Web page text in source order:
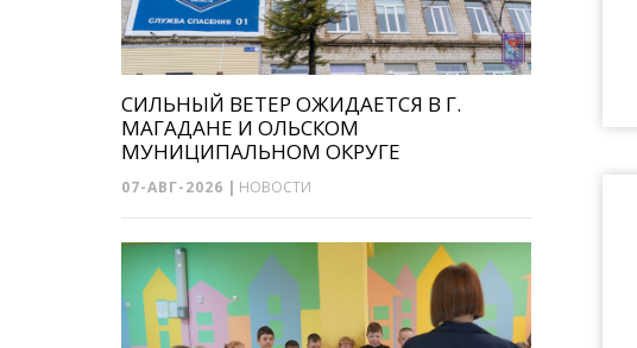
СИЛЬНЫЙ ВЕТЕР ОЖИДАЕТСЯ В Г.
МАГАДАНЕ И ОЛЬСКОМ
МУНИЦИПАЛЬНОМ ОКРУГЕ
07-АВГ-2026 | НОВОСТИ